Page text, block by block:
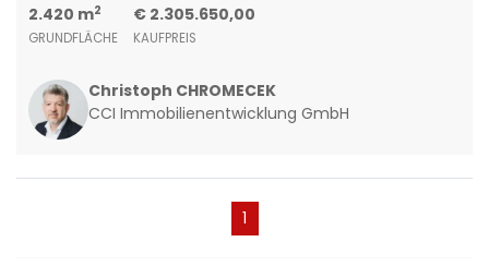
2.420 m2
GRUNDFLÄCHE
€ 2.305.650,00
KAUFPREIS
Christoph CHROMECEK
CCI Immobilienentwicklung GmbH
1